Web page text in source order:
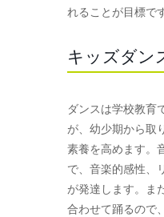
れることが目標です
キッズダン
ダンスは学校教育
が、幼少期から取
素養を高めます。
で、音楽的感性、
が発達します。ま
合わせて踊るので